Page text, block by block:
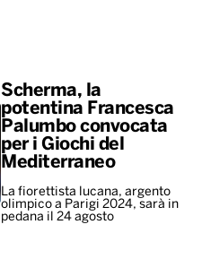
Scherma, la
potentina Francesca
Palumbo convocata
per i Giochi del
Mediterraneo
La fiorettista lucana, argento
olimpico a Parigi 2024, sarà in
pedana il 24 agosto